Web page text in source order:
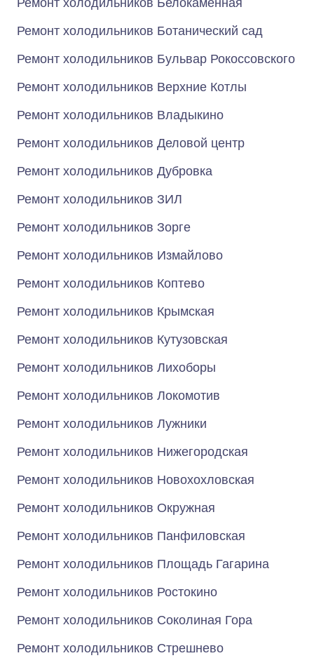
Ремонт холодильников Белокаменная
Ремонт холодильников Ботанический сад
Ремонт холодильников Бульвар Рокоссовского
Ремонт холодильников Верхние Котлы
Ремонт холодильников Владыкино
Ремонт холодильников Деловой центр
Ремонт холодильников Дубровка
Ремонт холодильников ЗИЛ
Ремонт холодильников Зорге
Ремонт холодильников Измайлово
Ремонт холодильников Коптево
Ремонт холодильников Крымская
Ремонт холодильников Кутузовская
Ремонт холодильников Лихоборы
Ремонт холодильников Локомотив
Ремонт холодильников Лужники
Ремонт холодильников Нижегородская
Ремонт холодильников Новохохловская
Ремонт холодильников Окружная
Ремонт холодильников Панфиловская
Ремонт холодильников Площадь Гагарина
Ремонт холодильников Ростокино
Ремонт холодильников Соколиная Гора
Ремонт холодильников Стрешнево